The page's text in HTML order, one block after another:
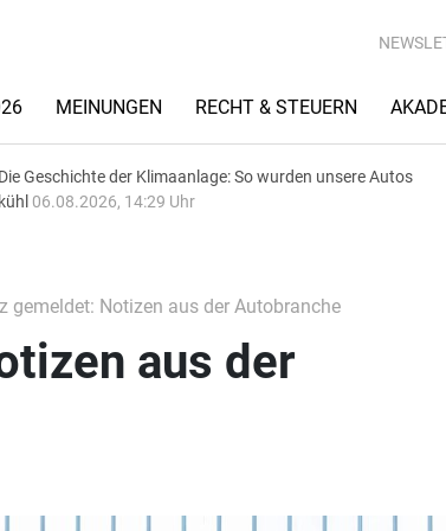
MEINUNGEN RECHT & STEUERN
Die Geschichte der Klimaanlage: So wurden unsere Autos
kühl 06.08.2026, 14:29 Uhr
gemeldet: Notizen aus der Autobranche
aus der